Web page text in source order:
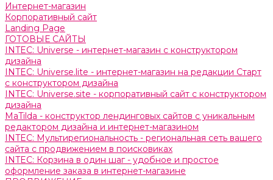
Интернет-магазин
Корпоративный сайт
Landing Page
ГОТОВЫЕ САЙТЫ
INTEC: Universe - интернет-магазин с конструктором
дизайна
INTEC: Universe.lite - интернет-магазин на редакции Старт
с конструктором дизайна
INTEC: Universe.site - корпоративный сайт с конструктором
дизайна
MaTilda - конструктор лендинговых сайтов с уникальным
редактором дизайна и интернет-магазином
INTEC: Мультирегиональность - региональная сеть вашего
сайта с продвижением в поисковиках
INTEC: Корзина в один шаг - удобное и простое
оформление заказа в интернет-магазине